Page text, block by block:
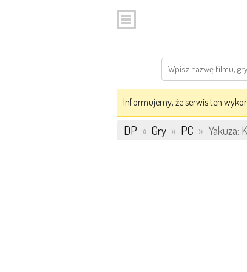
Informujemy, że serwis ten
DP » Gry » PC » Yakuza: